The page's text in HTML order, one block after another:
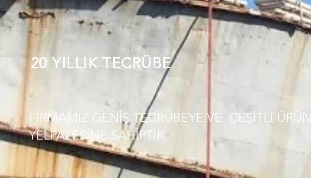
20 YILLIK TECRÜBE
FİRMAMIZ GENİŞ TECRÜBEYE VE ÇEŞİTLİ ÜRÜN
YELPAZESİNE SAHİPTİR.